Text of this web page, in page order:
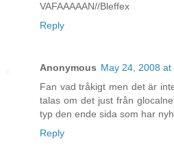
VAFAAAAAN//Bleffex
Reply
Anonymous May 24, 2008 at
Fan vad tråkigt men det är
talas om det just från
typ den ende sida som har
Reply